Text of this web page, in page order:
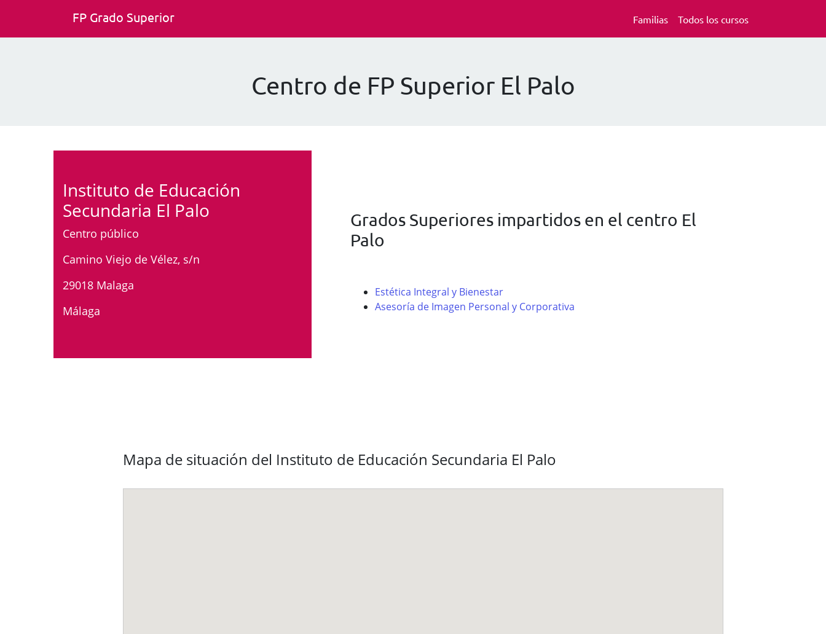
FP Grado Superior Familias Todos los cursos
Centro de FP Superior El Palo
Instituto de Educación
Secundaria El Palo
Centro público
Camino Viejo de Vélez, s/n
29018 Malaga
Málaga
Grados Superiores impartidos en el centro El
Palo
Estética Integral y Bienestar
Asesoría de Imagen Personal y Corporativa
Mapa de situación del Instituto de Educación Secundaria El Palo